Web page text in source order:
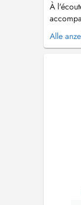
À
adapté
auprès
Alle